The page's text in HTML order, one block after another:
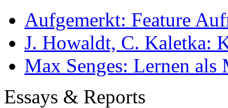
Aufgemerkt: Feature
J. Howaldt, C. Kaletka:
Max Senges: Lernen als
Essays & Reports